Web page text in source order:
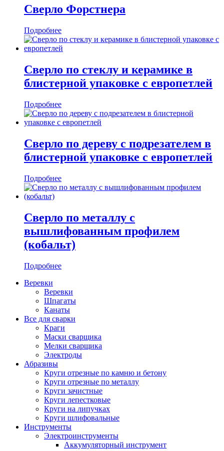
Сверло Форстнера
Подробнее
Сверло по стеклу и керамике в
блистерной упаковке с европетлей
Подробнее
Сверло по дереву с подрезателем в
блистерной упаковке с европетлей
Подробнее
Сверло по металлу с
вышлифованным профилем
(кобальт)
Подробнее
Веревки
Веревки
Шпагаты
Канаты
Все для сварки
Краги
Маски сварщика
Мелки сварщика
Электроды
Абразивы
Круги отрезные по камню и бетону
Круги отрезные по металлу
Круги зачистные
Круги лепестковые
Круги на липучках
Круги шлифовальные
Инструменты
Электроинструменты
Аккумуляторный инструмент